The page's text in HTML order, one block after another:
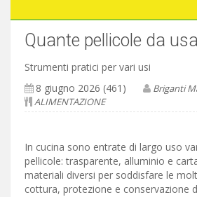
Quante pellicole da
Strumenti pratici per vari usi
8 giugno 2026 (461)
Briganti
ALIMENTAZIONE
In cucina sono entrate di largo uso
pellicole: trasparente, alluminio e
materiali diversi per soddisfare le
cottura, protezione e conservazione